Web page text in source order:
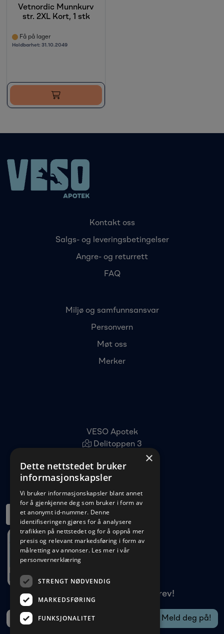
Vetnordic Munnkurv
str. 2XL Kort, 1 stk
Få på lager
Holdbarhet: 31.10.2049
Meld deg på vårt nyhetsbrev!
Kontakt oss
Salgs- og leveringsbetingelser
Angre- og returrett
FAQ
Miljø og samfunnsansvar
Personvern
Møt oss
Merker
VESO Apotek
Delitoppen 3
22 96 11 00
kundeservice@veso.no
×
Dette nettstedet bruker
informasjonskapsler
Vi bruker informasjonskapsler blant annet
for å gjenkjenne deg som bruker i form av
et anonymt id-nummer. Denne
identifiseringen gjøres for å analysere
trafikken på nettstedet og for å oppnå mer
presis og relevant markedsføring i form av
målretting av annonser. Les mer i vår
personvernerklæring
STRENGT NØDVENDIG
MARKEDSFØRING
FUNKSJONALITET